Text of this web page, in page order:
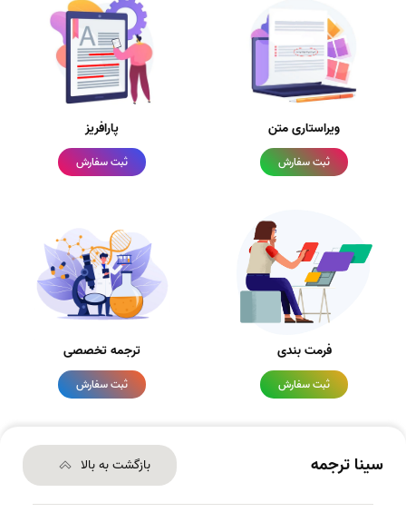
ویراستاری متن
ثبت سفارش
پارافریز
ثبت سفارش
فرمت بندی
ثبت سفارش
ترجمه تخصصی
ثبت سفارش
سینا ترجمه بازگشت به بالا